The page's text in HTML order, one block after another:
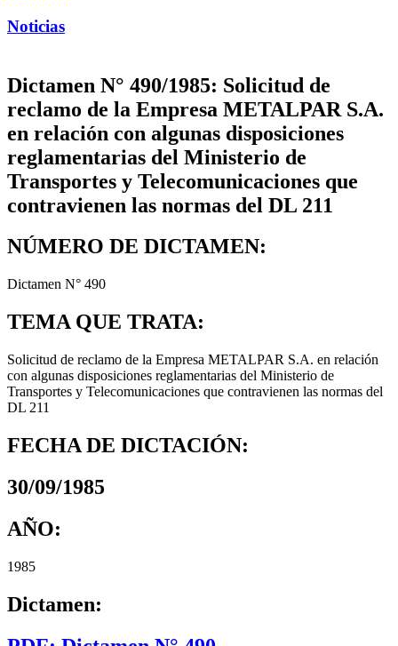
Noticias
Dictamen N° 490/1985: Solicitud de
reclamo de la Empresa METALPAR S.A.
en relación con algunas disposiciones
reglamentarias del Ministerio de
Transportes y Telecomunicaciones que
contravienen las normas del DL 211
NÚMERO DE DICTAMEN:
Dictamen N° 490
TEMA QUE TRATA:
Solicitud de reclamo de la Empresa METALPAR S.A. en relación
con algunas disposiciones reglamentarias del Ministerio de
Transportes y Telecomunicaciones que contravienen las normas del
DL 211
FECHA DE DICTACIÓN:
30/09/1985
AÑO:
1985
Dictamen: